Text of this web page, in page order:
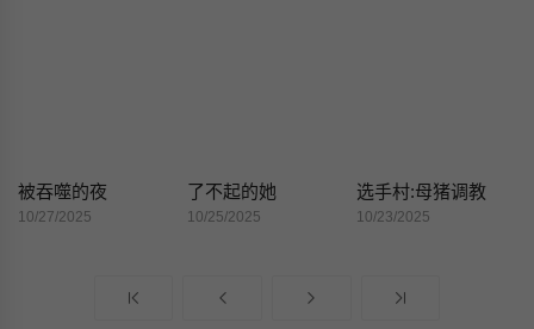
被吞噬的夜
10/27/2025
了不起的她
10/25/2025
选手村:母猪调教
10/23/2025